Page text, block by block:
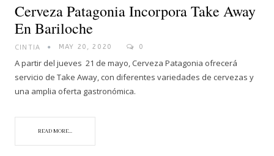
Cerveza Patagonia Incorpora Take Away
En Bariloche
CINTIA MAY 20, 2020 0
A partir del jueves 21 de mayo, Cerveza Patagonia ofrecerá
servicio de Take Away, con diferentes variedades de cervezas y
una amplia oferta gastronómica.
READ MORE...